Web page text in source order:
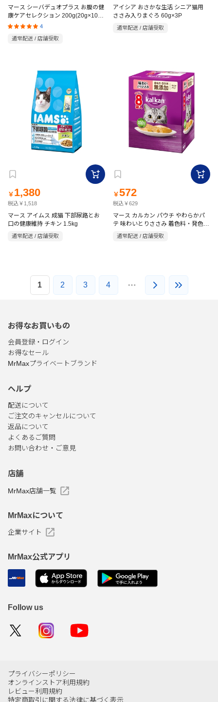
マース シーバデュオプラス お腹の健
康ケアセレクション 200g(20g×10
袋)
4
通常配送 / 店舗受取
アイシア おさかな生活 シニア猫用
ささみ入りまぐろ 60g×3P
通常配送 / 店舗受取
￥ 1,380
税込￥1,518
マース アイムス 成猫 下部尿路とお
口の健康維持 チキン 1.5kg
通常配送 / 店舗受取
￥572
税込￥629
マース カルカン パウチ やわらかパ
テ 味わいとりささみ 着色料・発色剤
無添加 60g 8袋パック
通常配送 / 店舗受取
1 2 3 4
お得なお買いもの
会員登録・ログイン
お得なセール
MrMaxプライベートブランド
ヘルプ
配送について
ご注文のキャンセルについて
返品について
よくあるご質問
お問い合わせ・ご意見
店舗
MrMax店舗一覧
MrMaxについて
企業サイト
MrMax公式アプリ
Follow us
プライバシーポリシー
オンラインストア利用規約
レビュー利用規約
特定商取引に関する法律に基づく表示